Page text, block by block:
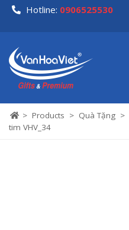
Skip
Hotline: 0906525530
> Products > Quà Tặng >
tim VHV_34